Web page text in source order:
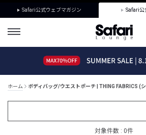
Safari公式ウェブマガジン Safari公
ホーム ボディバッグ/ウエストポーチ | THING FABRICS (
対象件数 : 0件